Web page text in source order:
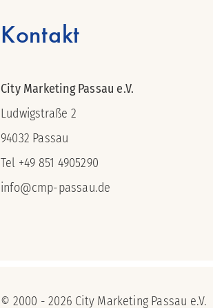
Kontakt
City Marketing Passau e.V.
Ludwigstraße 2
94032 Passau
Tel +49 851 4905290
info@cmp-passau.de
© 2000 - 2026 City Marketing Passau e.V.